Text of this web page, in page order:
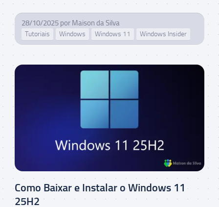
28/10/2025 por Maison da Silva
Tutoriais Windows Windows 11 Windows Insider
Como Baixar e Instalar o Windows 11
25H2